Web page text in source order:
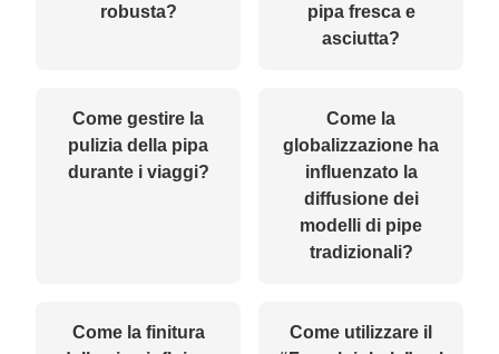
robusta?
pipa fresca e
asciutta?
Come gestire la
pulizia della pipa
durante i viaggi?
Come la
globalizzazione ha
influenzato la
diffusione dei
modelli di pipe
tradizionali?
Come la finitura
Come utilizzare il